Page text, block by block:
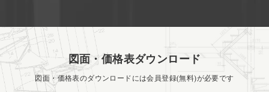
図面・価格表ダウンロード
図面・価格表のダウンロードには会員登録(無料)が必要です